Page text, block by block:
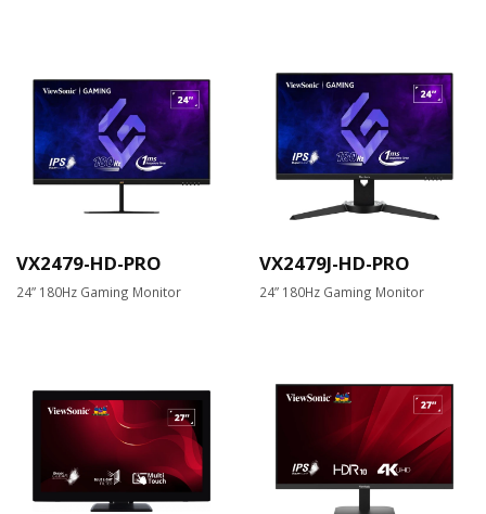
VX2479-HD-PRO
24” 180Hz Gaming Monitor
VX2479J-HD-PRO
24” 180Hz Gaming Monitor